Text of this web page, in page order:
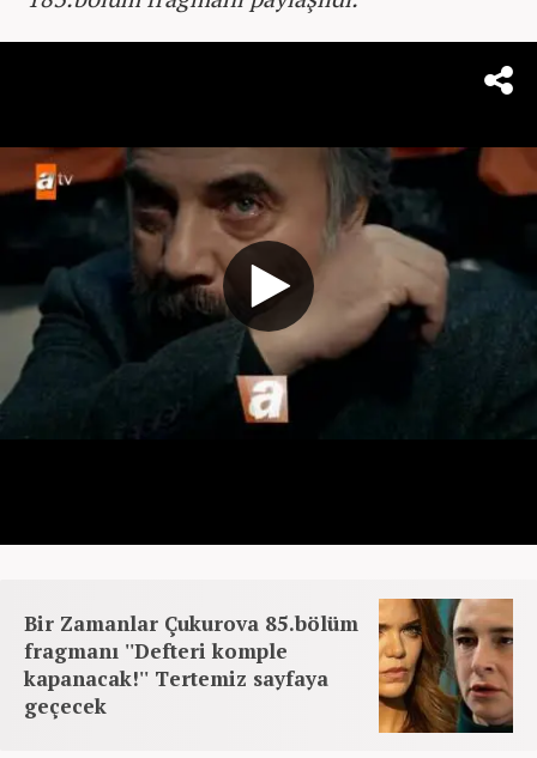
Bir Zamanlar Çukurova 85.bölüm
fragmanı ''Defteri komple
kapanacak!'' Tertemiz sayfaya
geçecek